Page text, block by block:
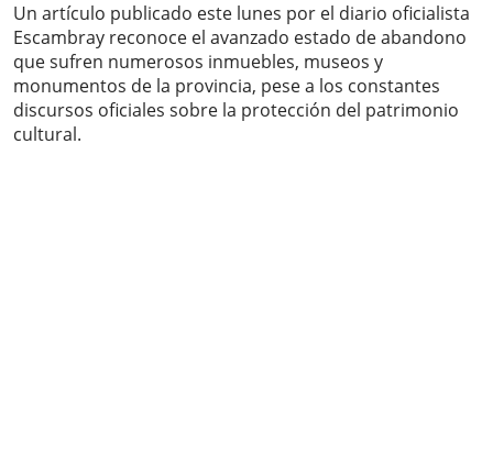
Un artículo publicado este lunes por el diario oficialista
Escambray reconoce el avanzado estado de abandono
que sufren numerosos inmuebles, museos y
monumentos de la provincia, pese a los constantes
discursos oficiales sobre la protección del patrimonio
cultural.